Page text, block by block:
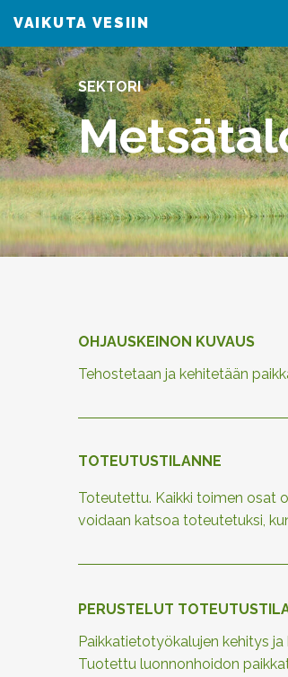
VAIKUTA VESIIN
SEKTORI
OHJAUSKEINON KUVAUS
Tehostetaan ja kehitetään
TOTEUTUSTILANNE
Toteutettu. Kaikki toimen osat
voidaan katsoa toteutetuksi,
PERUSTELUT
Paikkatietotyökalujen kehitys
Tuotettu luonnonhoidon